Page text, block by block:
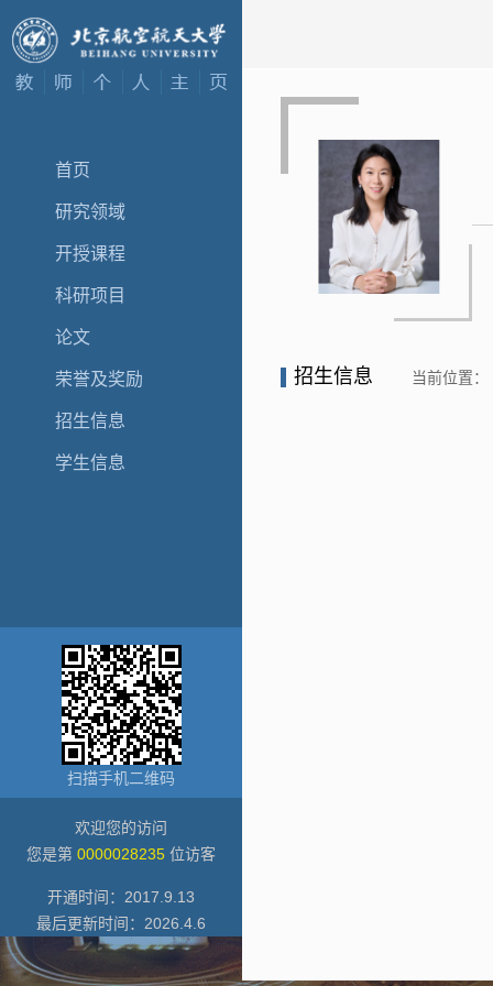
首页
研究领域
开授课程
科研项目
论文
荣誉及奖励
招生信息
学生信息
扫描手机二维码
欢迎您的访问
您是第 0000028235 位访客
开通时间： 2017 9 13
最后更新时间： 2026 4 6
招生信息 当前位置：